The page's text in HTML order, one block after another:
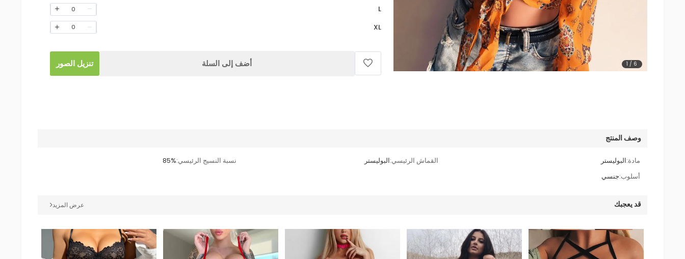
1 / 6
L
0
XL
0
أضف إلى السلة تنزيل الصور
وصف المنتج
مادة:البوليستر القماش الرئيسي:البوليستر نسبة النسيج الرئيسي:85%
أسلوب:جنسي
قد يعجبك عرض المزيد